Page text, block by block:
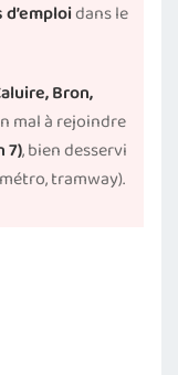
dans le
Bron,
mal à rejoindre
7), bien desservi
tramway).